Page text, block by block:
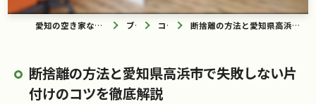
愛知の空き家なら買取ル de モッテコリン ブログ コラム 断捨離の方法と愛知県高浜市で失敗しない片付けのコツを徹底解説
断捨離の方法と愛知県高浜市で失敗しない片
付けのコツを徹底解説